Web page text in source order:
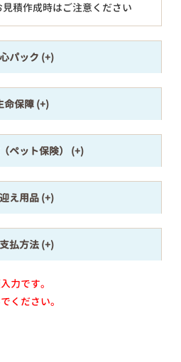
積作成時はご注意ください
パック
命保障
ペット保険）
え用品
払方法
力です。
ください。